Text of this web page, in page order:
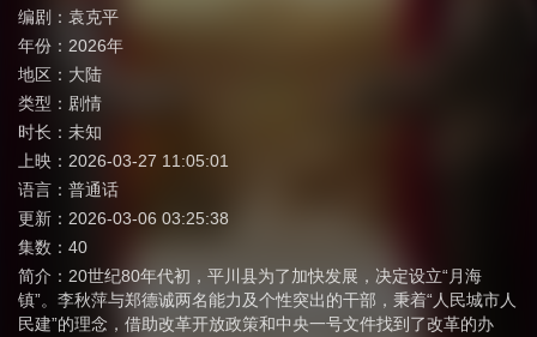
编剧： 袁克平
年份： 2026年
地区： 大陆
类型： 剧情
时长： 未知
上映： 2026-03-27 11:05:01
语言： 普通话
更新： 2026-03-06 03:25:38
集数： 40
简介： 20世纪80年代初，平川县为了加快发展，决定设立“月海
镇”。李秋萍与郑德诚两名能力及个性突出的干部，秉着“人民城市人
民建”的理念，借助改革开放政策和中央一号文件找到了改革的办